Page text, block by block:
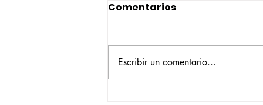
Comentarios
Escribir un comentario...